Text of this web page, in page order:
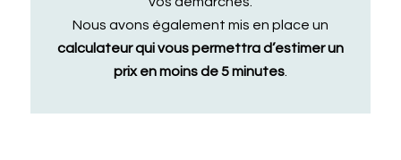
Nous avons également mis en place un
calculateur qui vous permettra d’estimer un
prix en moins de 5 minutes.